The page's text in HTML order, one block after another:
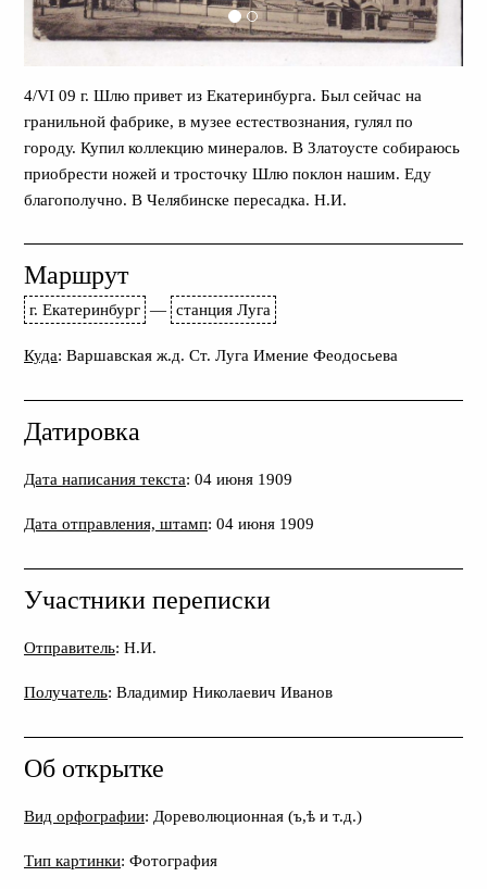
4/VI 09 г. Шлю привет из Екатеринбурга. Был сейчас на
гранильной фабрике, в музее естествознания, гулял по
городу. Купил коллекцию минералов. В Златоусте собираюсь
приобрести ножей и тросточку Шлю поклон нашим. Еду
благополучно. В Челябинске пересадка. Н.И.
Маршрут
г. Екатеринбург — станция Луга
Куда: Варшавская ж.д. Ст. Луга Имение Феодосьева
Датировка
Дата написания текста: 04 июня 1909
Дата отправления, штамп: 04 июня 1909
Участники переписки
Отправитель: Н.И.
Получатель: Владимир Николаевич Иванов
Об открытке
Вид орфографии: Дореволюционная (ъ,ѣ и т.д.)
Тип картинки: Фотография